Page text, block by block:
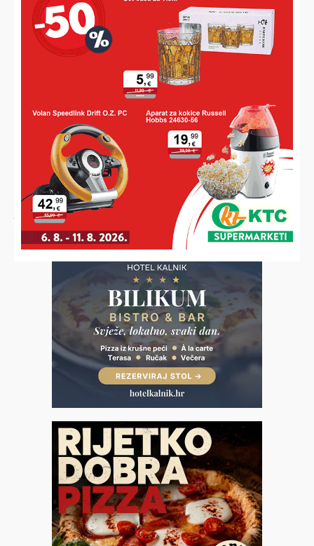
HDZ SVETI IVAN ŽABNO REAGIRAO
Traže ostavku načelnika Bošnjaka: “Izgubio je moralni i
JAKO MU SE ŽURILO
Ludovao Žabnom, vozio 82 iznad dozvoljenog